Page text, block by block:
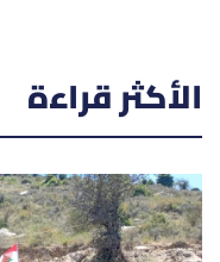
الأكثر قراءة